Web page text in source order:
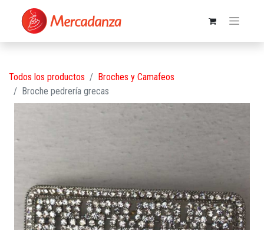
Todos los productos
Broches y Camafeos
Broche pedrería grecas